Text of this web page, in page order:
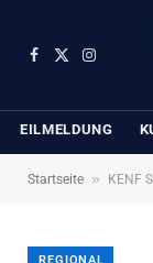
Facebook
X
Instagram
EILMELDUNG
Startseite » KENF